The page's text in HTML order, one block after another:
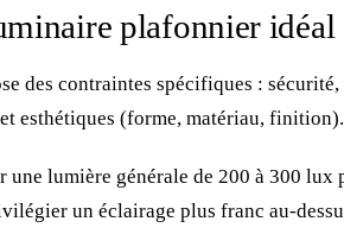
plafonnier idéal
des contraintes spécifiques :
esthétiques (forme, matériau, finition).
une lumière générale de 200 à 300
un éclairage plus franc au-